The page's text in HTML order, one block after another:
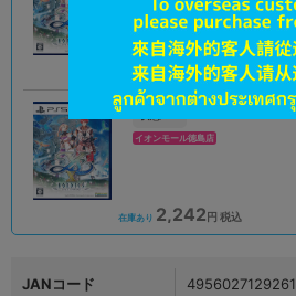
在庫あり 1,990円 税込
イオンモール徳島店
在庫あり 2,242円 税込
JANコード 4956027129261